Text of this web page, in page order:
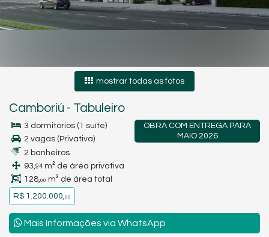
mostrar todas as fotos
Camboriú - Tabuleiro
OBRA COM ENTREGA PARA
MAIO 2026
3 dormitórios (1 suíte)
2 vagas (Privativa)
2 banheiros
93,94 m² de área privativa
128,00 m² de área total
R$ 1.200.000,00
Mais Informações via WhatsApp